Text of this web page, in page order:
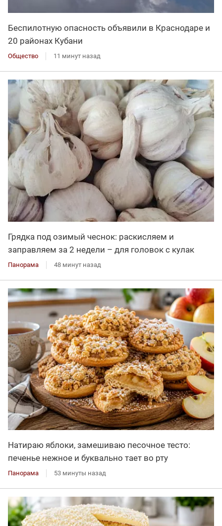
Беспилотную опасность объявили в Краснодаре и
20 районах Кубани
Общество 11 минут назад
Грядка под озимый чеснок: раскисляем и
заправляем за 2 недели – для головок с кулак
Панорама 48 минут назад
Натираю яблоки, замешиваю песочное тесто:
печенье нежное и буквально тает во рту
Панорама 53 минуты назад